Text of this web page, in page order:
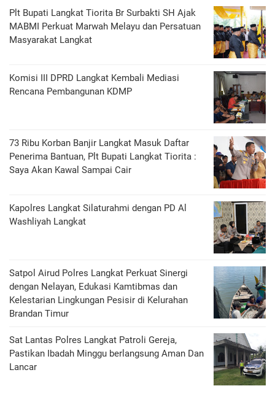
Plt Bupati Langkat Tiorita Br Surbakti SH Ajak
MABMI Perkuat Marwah Melayu dan Persatuan
Masyarakat Langkat
Komisi III DPRD Langkat Kembali Mediasi
Rencana Pembangunan KDMP
73 Ribu Korban Banjir Langkat Masuk Daftar
Penerima Bantuan, Plt Bupati Langkat Tiorita :
Saya Akan Kawal Sampai Cair
Kapolres Langkat Silaturahmi dengan PD Al
Washliyah Langkat
Satpol Airud Polres Langkat Perkuat Sinergi
dengan Nelayan, Edukasi Kamtibmas dan
Kelestarian Lingkungan Pesisir di Kelurahan
Brandan Timur
Sat Lantas Polres Langkat Patroli Gereja,
Pastikan Ibadah Minggu berlangsung Aman Dan
Lancar